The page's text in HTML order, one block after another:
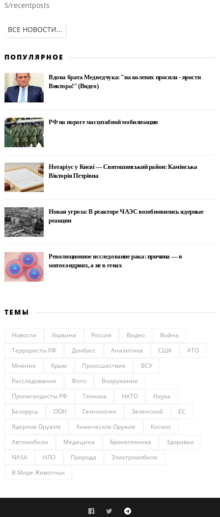
5/recentposts
ВСЕ НОВОСТИ...
ПОПУЛЯРНОЕ
Вдова брата Медведчука: "на коленях просила - прости
Виктора!" (Видео)
РФ на пороге масштабной мобилизации
Нотаріус у Києві — Святошинський район: Камінська
Вікторія Петрівна
Новая угроза: В реакторе ЧАЭС возобновились ядерные
реакции
Революционное исследование рака: причина — в
митохондриях, а не в генах
ТЕМЫ
Новости Украина Россия Видео
Война
Террористы РФ
Донбасс Аналитика США
АТО
Мнение
Крым Происшествия
ВСУ
Расследование
Фото
Вооружение
Пропагандисты РФ
Техника НАТО
Наука
Беларусь
ООН Технологии Зеленский
ЕС
Ядерное Оружие
Химическое Оружие
Космос
Автомобили
Медицина Бронетехника
Здоровье
NASA
НЛО Природа
Электромобили
В Мире Животных